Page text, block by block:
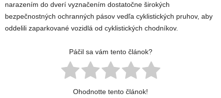
narazením do dverí vyznačením dostatočne širokých
bezpečnostných ochranných pásov vedľa cyklistických pruhov, aby
oddelili zaparkované vozidlá od cyklistických chodníkov.
Páčil sa vám tento článok?
Ohodnotte tento článok!